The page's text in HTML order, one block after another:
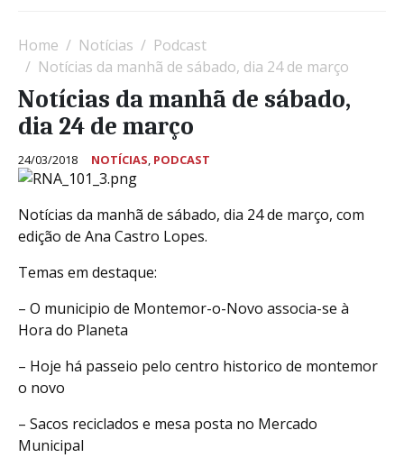
Home Notícias
Podcast
Notícias da manhã de sábado, dia 24 de março
Notícias da manhã de sábado,
dia 24 de março
24/03/2018 NOTÍCIAS, PODCAST
Notícias da manhã de sábado, dia 24 de março, com
edição de Ana Castro Lopes.
Temas em destaque:
– O municipio de Montemor-o-Novo associa-se à
Hora do Planeta
– Hoje há passeio pelo centro historico de montemor
o novo
– Sacos reciclados e mesa posta no Mercado
Municipal